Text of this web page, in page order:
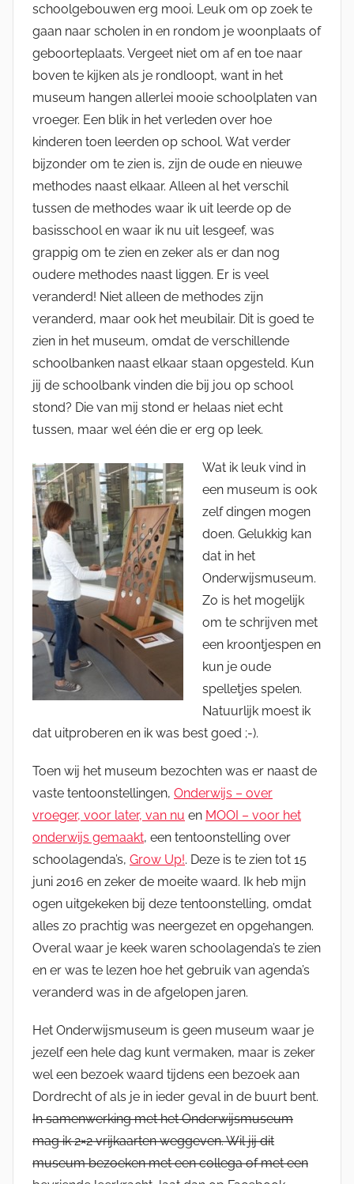
schoolgebouwen erg mooi. Leuk om op zoek te
gaan naar scholen in en rondom je woonplaats of
geboorteplaats. Vergeet niet om af en toe naar
boven te kijken als je rondloopt, want in het
museum hangen allerlei mooie schoolplaten van
vroeger. Een blik in het verleden over hoe
kinderen toen leerden op school. Wat verder
bijzonder om te zien is, zijn de oude en nieuwe
methodes naast elkaar. Alleen al het verschil
tussen de methodes waar ik uit leerde op de
basisschool en waar ik nu uit lesgeef, was
grappig om te zien en zeker als er dan nog
oudere methodes naast liggen. Er is veel
veranderd! Niet alleen de methodes zijn
veranderd, maar ook het meubilair. Dit is goed te
zien in het museum, omdat de verschillende
schoolbanken naast elkaar staan opgesteld. Kun
jij de schoolbank vinden die bij jou op school
stond? Die van mij stond er helaas niet echt
tussen, maar wel één die er erg op leek.
Wat ik leuk vind in
een museum is ook
zelf dingen mogen
doen. Gelukkig kan
dat in het
Onderwijsmuseum.
Zo is het mogelijk
om te schrijven met
een kroontjespen en
kun je oude
spelletjes spelen.
Natuurlijk moest ik
dat uitproberen en ik was best goed ;-).
Toen wij het museum bezochten was er naast de
vaste tentoonstellingen, Onderwijs – over
vroeger, voor later, van nu en MOOI – voor het
onderwijs gemaakt, een tentoonstelling over
schoolagenda’s, Grow Up!. Deze is te zien tot 15
juni 2016 en zeker de moeite waard. Ik heb mijn
ogen uitgekeken bij deze tentoonstelling, omdat
alles zo prachtig was neergezet en opgehangen.
Overal waar je keek waren schoolagenda’s te zien
en er was te lezen hoe het gebruik van agenda’s
veranderd was in de afgelopen jaren.
Het Onderwijsmuseum is geen museum waar je
jezelf een hele dag kunt vermaken, maar is zeker
wel een bezoek waard tijdens een bezoek aan
Dordrecht of als je in ieder geval in de buurt bent.
In samenwerking met het Onderwijsmuseum
mag ik 2×2 vrijkaarten weggeven. Wil jij dit
museum bezoeken met een collega of met een